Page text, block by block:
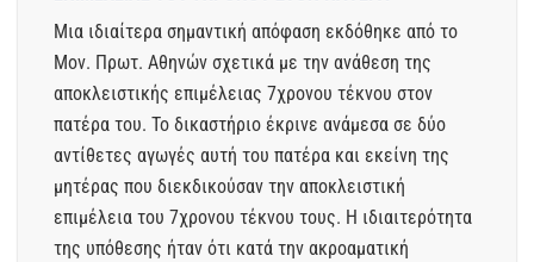
Μια ιδιαίτερα σημαντική απόφαση εκδόθηκε από το
Μον. Πρωτ. Αθηνών σχετικά με την ανάθεση της
αποκλειστικής επιμέλειας 7χρονου τέκνου στον
πατέρα του. Το δικαστήριο έκρινε ανάμεσα σε δύο
αντίθετες αγωγές αυτή του πατέρα και εκείνη της
μητέρας που διεκδικούσαν την αποκλειστική
επιμέλεια του 7χρονου τέκνου τους. Η ιδιαιτερότητα
της υπόθεσης ήταν ότι κατά την ακροαματική